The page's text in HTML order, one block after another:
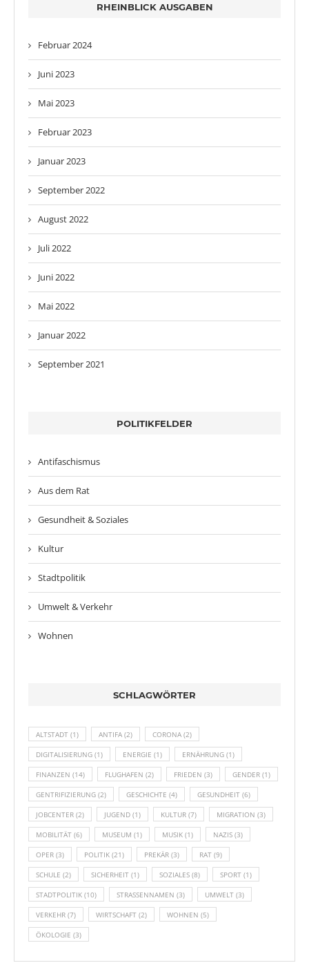
RHEINBLICK AUSGABEN
Februar 2024
Juni 2023
Mai 2023
Februar 2023
Januar 2023
September 2022
August 2022
Juli 2022
Juni 2022
Mai 2022
Januar 2022
September 2021
POLITIKFELDER
Antifaschismus
Aus dem Rat
Gesundheit & Soziales
Kultur
Stadtpolitik
Umwelt & Verkehr
Wohnen
SCHLAGWÖRTER
ALTSTADT (1) ANTIFA (2) CORONA (2)
DIGITALISIERUNG (1) ENERGIE (1) ERNÄHRUNG (1)
FINANZEN (14) FLUGHAFEN (2) FRIEDEN (3) GENDER (1)
GENTRIFIZIERUNG (2) GESCHICHTE (4) GESUNDHEIT (6)
JOBCENTER (2) JUGEND (1) KULTUR (7) MIGRATION (3)
MOBILITÄT (6) MUSEUM (1) MUSIK (1) NAZIS (3)
OPER (3) POLITIK (21) PREKÄR (3) RAT (9)
SCHULE (2) SICHERHEIT (1) SOZIALES (8) SPORT (1)
STADTPOLITIK (10) STRASSENNAMEN (3) UMWELT (3)
VERKEHR (7) WIRTSCHAFT (2) WOHNEN (5)
ÖKOLOGIE (3)